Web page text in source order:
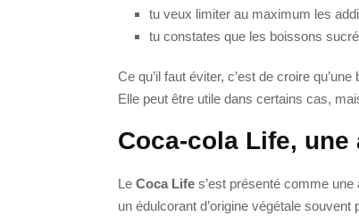
tu veux limiter au maximum les
tu constates que les boissons
Ce qu’il faut éviter, c’est de croire
Elle peut être utile dans certains cas,
Coca-cola Life, une
Le Coca Life s’est présenté comme
un édulcorant d’origine végétale